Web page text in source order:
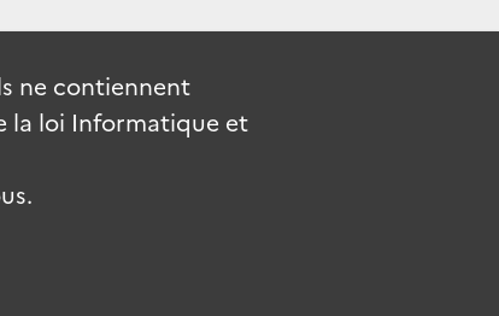
ne contiennent
la loi Informatique et